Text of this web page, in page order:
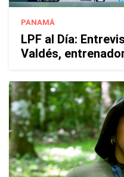
PANAMÁ
LPF al Día:
Valdés,